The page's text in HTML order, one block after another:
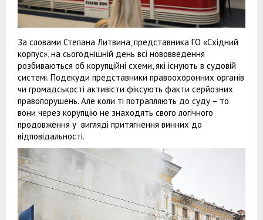
За словами Степана Литвина, представника ГО «Східний
корпус», на сьогоднішній день всі нововведення
розбиваються об корупційні схеми, які існують в судовій
системі. Подекуди представники правоохоронних органів
чи громадськості активісти фіксують факти серйозних
правопорушень. Але коли ті потрапляють до суду – то
вони через корупцію не знаходять свого логічного
продовження у вигляді притягнення винних до
відповідальності.